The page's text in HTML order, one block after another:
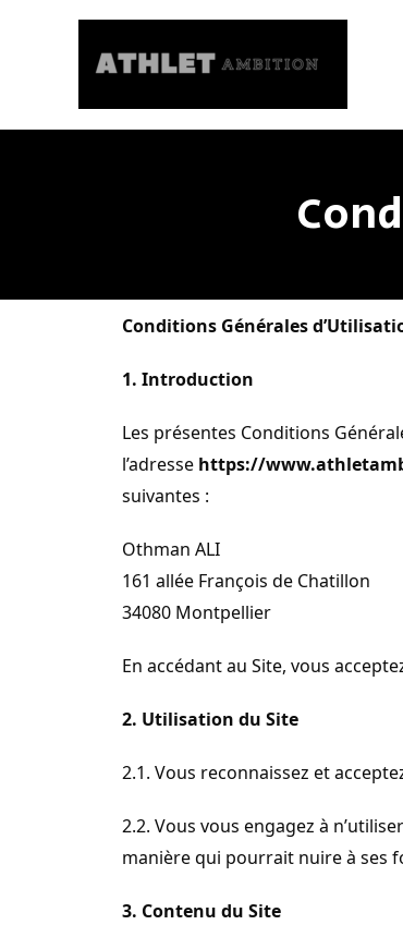
Conditions Générales
1. Introduction
Les présentes Conditions
l’adresse https://
suivantes :
Othman ALI
161 allée François de Chatillon
34080 Montpellier
En accédant au Site, vous
2. Utilisation du Site
2.1. Vous reconnaissez et
2.2. Vous vous engagez à
manière qui pourrait nuire à ses
3. Contenu du Site